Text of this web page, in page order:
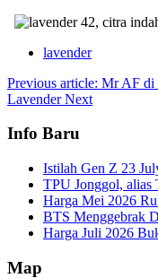
lavender
Previous article: Mr AF di
LavenderNext
Info Baru
Istilah Gen Z 23
TPU Jonggol, alias
Harga Mei 2026
BTS Menggebrak
Harga Juli 2026
Map